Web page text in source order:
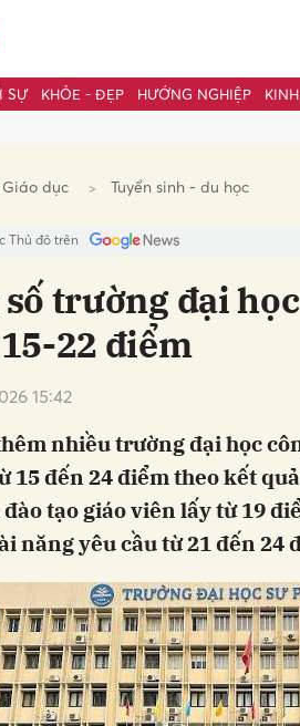
SỰ KHỎE - ĐẸP HƯỚNG NGHIỆP
Giáo dục Tuyển sinh - du học
Thủ đô trên
trường đại
22 điểm
15:42
nhiều trường đại học
15 đến 24 điểm theo kết
tạo giáo viên lấy từ 19
năng yêu cầu từ 21 đến 24
Gửi bình luận